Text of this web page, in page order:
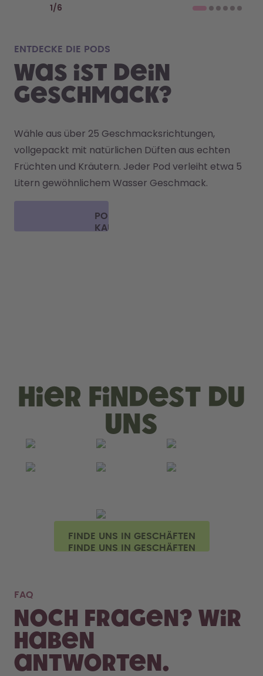
1 / 6
ENTDECKE DIE PODS
Was ist DEIN
GESCHMACK?
Wähle aus über 25 Geschmacksrichtungen,
vollgepackt mit natürlichen Düften aus echten
Früchten und Kräutern. Jeder Pod verleiht etwa 5
Litern gewöhnlichem Wasser Geschmack.
PODS
KAUFEN
Hier findest du
uns
FINDE UNS IN GESCHÄFTEN
FAQ
Noch Fragen? Wir
haben
Antworten.